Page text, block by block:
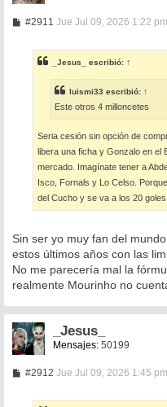
#2911 M
a
j
e
Jue Jul 09, 2026 1:22 pm
_Jesus_ escribió: ↑
luismi33 escribió: ↑
Este otros 4 milloncetes
Seria cesión sin opción de
libera una ficha y Gonzalo en el
mercado. Imagínate tener a
Isco, Fornals y Lo Celso.
del Cucho y se va a los 20 goles
Sin ser yo muy fan del
estos últimos años con las
No me parecería mal la
realmente Mourinho no
_Jesus_
Mensajes: 50199
#2912MJue Jul 09, 2026 1:45 pm